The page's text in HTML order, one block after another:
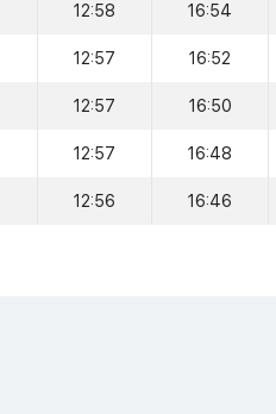
12:58 16:54
12:57 16:52
12:57 16:50
12:57 16:48
12:56 16:46